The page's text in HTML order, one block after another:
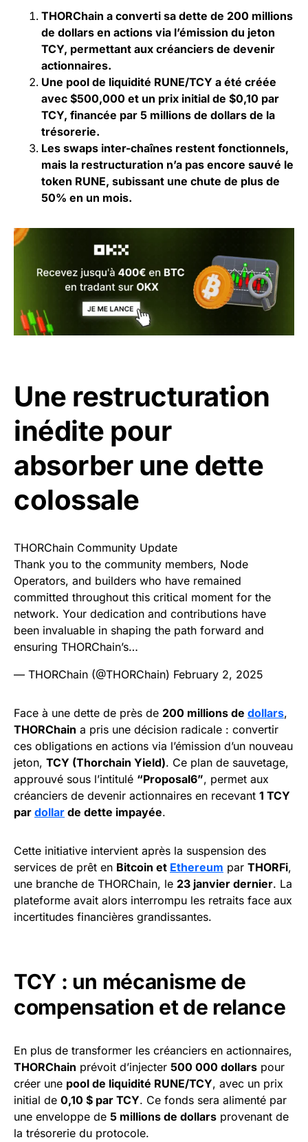
THORChain a converti sa dette de 200 millions
de dollars en actions via l’émission du jeton
TCY, permettant aux créanciers de devenir
actionnaires.
Une pool de liquidité RUNE/TCY a été créée
avec $500,000 et un prix initial de $0,10 par
TCY, financée par 5 millions de dollars de la
trésorerie.
Les swaps inter-chaînes restent fonctionnels,
mais la restructuration n’a pas encore sauvé le
token RUNE, subissant une chute de plus de
50% en un mois.
Une restructuration
inédite pour
absorber une dette
colossale
THORChain Community Update
Thank you to the community members, Node
Operators, and builders who have remained
committed throughout this critical moment for the
network. Your dedication and contributions have
been invaluable in shaping the path forward and
ensuring THORChain’s…
— THORChain (@THORChain) February 2, 2025
Face à une dette de près de 200 millions de dollars,
THORChain a pris une décision radicale : convertir
ces obligations en actions via l’émission d’un nouveau
jeton, TCY (Thorchain Yield). Ce plan de sauvetage,
approuvé sous l’intitulé “Proposal6”, permet aux
créanciers de devenir actionnaires en recevant 1 TCY
par dollar de dette impayée.
Cette initiative intervient après la suspension des
services de prêt en Bitcoin et Ethereum par THORFi,
une branche de THORChain, le 23 janvier dernier. La
plateforme avait alors interrompu les retraits face aux
incertitudes financières grandissantes.
TCY : un mécanisme de
compensation et de relance
En plus de transformer les créanciers en actionnaires,
THORChain prévoit d’injecter 500 000 dollars pour
créer une pool de liquidité RUNE/TCY, avec un prix
initial de 0,10 $ par TCY. Ce fonds sera alimenté par
une enveloppe de 5 millions de dollars provenant de
la trésorerie du protocole.